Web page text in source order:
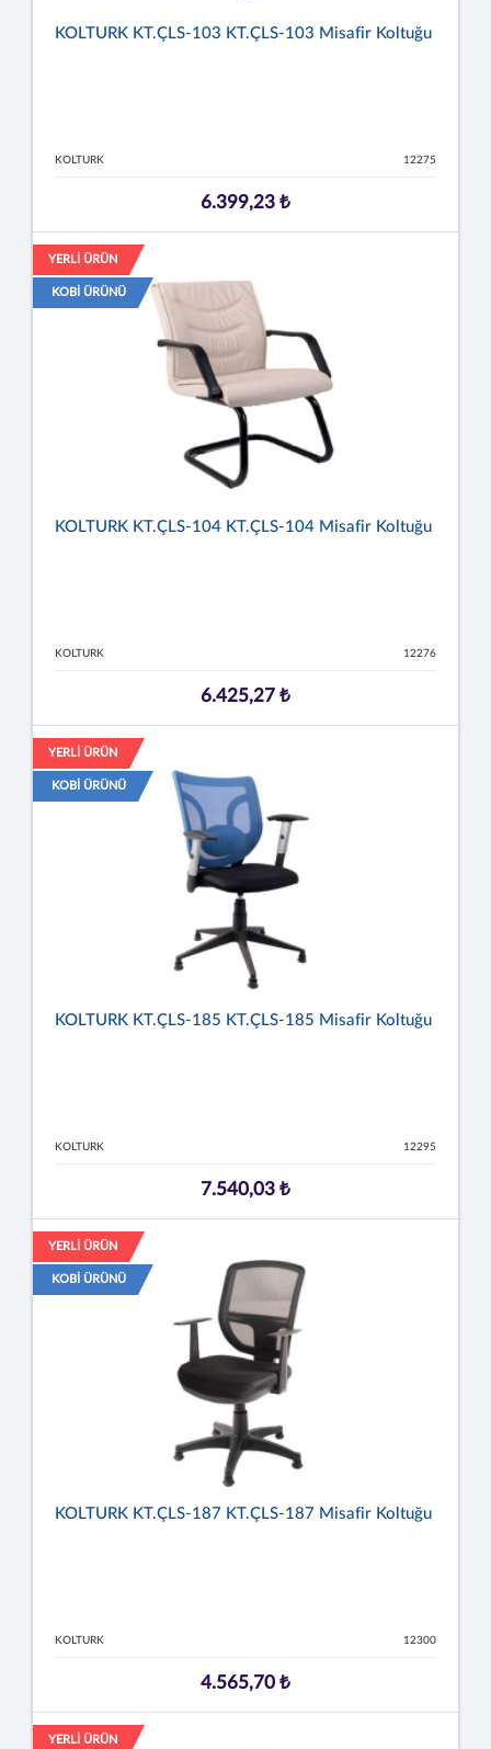
KOLTURK KT.ÇLS-103 KT.ÇLS-103 Misafir Koltuğu
KOLTURK 12275
6.399,23 ₺
YERLİ ÜRÜN
KOBİ ÜRÜNÜ
KOLTURK KT.ÇLS-104 KT.ÇLS-104 Misafir Koltuğu
KOLTURK 12276
6.425,27 ₺
YERLİ ÜRÜN
KOBİ ÜRÜNÜ
KOLTURK KT.ÇLS-185 KT.ÇLS-185 Misafir Koltuğu
KOLTURK 12295
7.540,03 ₺
YERLİ ÜRÜN
KOBİ ÜRÜNÜ
KOLTURK KT.ÇLS-187 KT.ÇLS-187 Misafir Koltuğu
KOLTURK 12300
4.565,70 ₺
YERLİ ÜRÜN